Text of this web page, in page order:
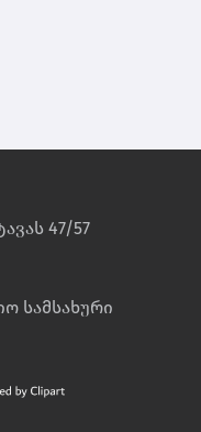
47/57
სამსახური